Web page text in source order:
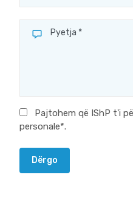
Pajtohem që IShP t'i
personale*.
Dërgo